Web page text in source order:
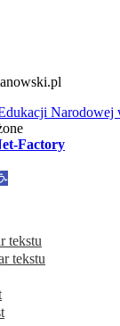
Narodowej
Factory
tekstu
tekstu